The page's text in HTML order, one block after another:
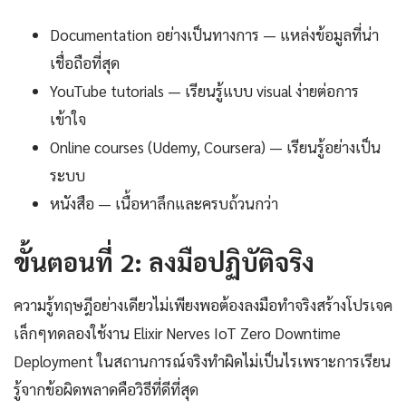
Documentation อย่างเป็นทางการ — แหล่งข้อมูลที่น่า
เชื่อถือที่สุด
YouTube tutorials — เรียนรู้แบบ visual ง่ายต่อการ
เข้าใจ
Online courses (Udemy, Coursera) — เรียนรู้อย่างเป็น
ระบบ
หนังสือ — เนื้อหาลึกและครบถ้วนกว่า
ขั้นตอนที่ 2: ลงมือปฏิบัติจริง
ความรู้ทฤษฎีอย่างเดียวไม่เพียงพอต้องลงมือทำจริงสร้างโปรเจค
เล็กๆทดลองใช้งาน Elixir Nerves IoT Zero Downtime
Deployment ในสถานการณ์จริงทำผิดไม่เป็นไรเพราะการเรียน
รู้จากข้อผิดพลาดคือวิธีที่ดีที่สุด